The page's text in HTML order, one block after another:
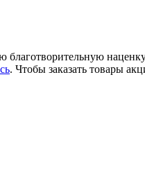
благотворительную
. Чтобы заказать товары